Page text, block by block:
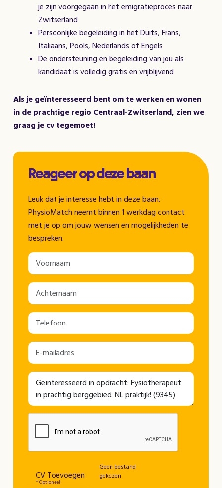
je zijn voorgegaan in het emigratieproces naar
Zwitserland
Persoonlijke begeleiding in het Duits, Frans,
Italiaans, Pools, Nederlands of Engels
De ondersteuning en begeleiding van jou als
kandidaat is volledig gratis en vrijblijvend
Als je geïnteresseerd bent om te werken en wonen
in de prachtige regio Centraal-Zwitserland, zien we
graag je cv tegemoet!
Reageer op deze baan
Leuk dat je interesse hebt in deze baan.
PhysioMatch neemt binnen 1 werkdag contact
met je op om jouw wensen en mogelijkheden te
bespreken.
CV Toevoegen
Geen bestand
gekozen
* Optioneel